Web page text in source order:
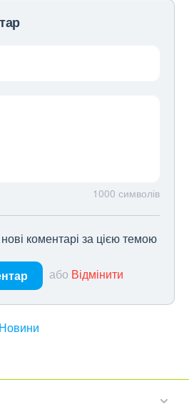
1000 символів
коментарі за цією темою
або Відмінити
Новини